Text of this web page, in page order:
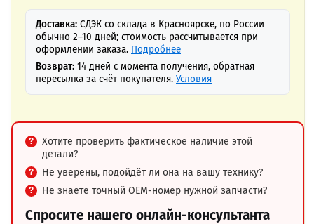
Доставка: СДЭК со склада в Красноярске, по России
обычно 2–10 дней; стоимость рассчитывается при
оформлении заказа. Подробнее
Возврат: 14 дней с момента получения, обратная
пересылка за счёт покупателя. Условия
Хотите проверить фактическое наличие этой
детали?
Не уверены, подойдёт ли она на вашу технику?
Не знаете точный OEM-номер нужной запчасти?
Спросите нашего онлайн-консультанта